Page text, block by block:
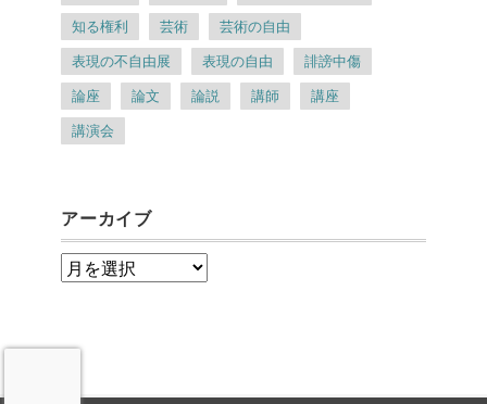
知る権利 芸術 芸術の自由
表現の不自由展 表現の自由 誹謗中傷
論座 論文 論説 講師 講座
講演会
アーカイブ
ア